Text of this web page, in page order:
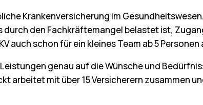
Krankenversicherung im
den Fachkräftemangel belastet ist,
auch schon für ein kleines Team ab 5 Personen
genau auf die Wünsche und
arbeitet mit über 15 Versicherern zusammen